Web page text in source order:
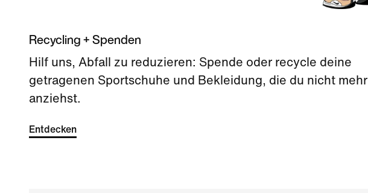
Recycling + Spenden
Hilf uns, Abfall zu reduzieren: Spende oder recycle deine
getragenen Sportschuhe und Bekleidung, die du nicht mehr
anziehst.
Entdecken